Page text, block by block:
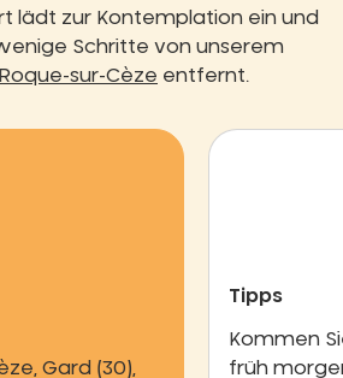
lädt zur Kontemplation ein und
Schritte von unserem
sur-Cèze entfernt.
Gard (30),
Tipps
Kommen
früh